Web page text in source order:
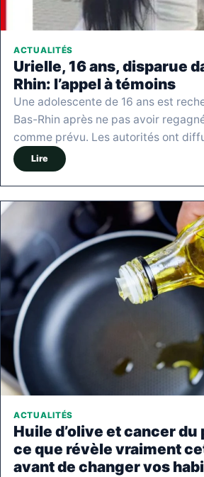
ACTUALITÉS
Urielle, 16 ans, disparue
Rhin: l’appel à témoins
Une adolescente de 16 ans est
Bas-Rhin après ne pas avoir
comme prévu. Les autorités ont
Lire
ACTUALITÉS
Huile d’olive et cancer du
ce que révèle vraiment
avant de changer vos